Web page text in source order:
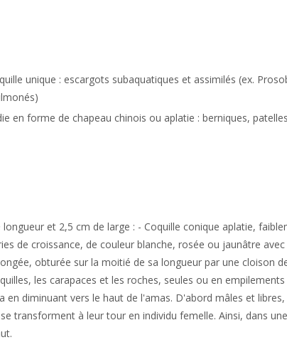
unique : escargots subaquatiques et assimilés (ex.
en forme de chapeau chinois ou aplatie : berniques,
et 2,5 cm de large : - Coquille conique aplatie,
de croissance, de couleur blanche, rosée ou jaunâtre
obturée sur la moitié de sa longueur par une cloison
les carapaces et les roches, seules ou en
en diminuant vers le haut de l'amas. D'abord mâles et
transforment à leur tour en individu femelle. Ainsi, dans